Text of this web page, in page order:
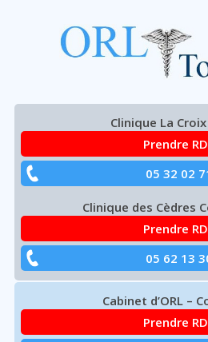
navigation
principale
Clinique La
Prendre
05 32 02
Clinique des Cèdres
Prendre
05 62 13
Cabinet d’ORL –
Prendre
ACCUEIL